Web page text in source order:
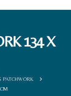
134 X
PATCHWORK